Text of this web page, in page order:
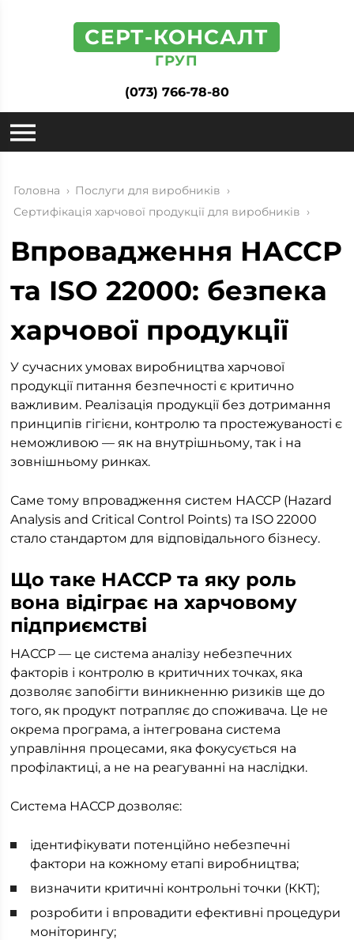
СЕРТ-КОНСАЛТ
ГРУП
(073) 766-78-80
Головна › Послуги для виробників ›
Сертифікація харчової продукції для виробників ›
Впровадження НАССР
та ISO 22000: безпека
харчової продукції
У сучасних умовах виробництва харчової
продукції питання безпечності є критично
важливим. Реалізація продукції без дотримання
принципів гігієни, контролю та простежуваності є
неможливою — як на внутрішньому, так і на
зовнішньому ринках.
Саме тому впровадження систем НАССР (Hazard
Analysis and Critical Control Points) та ISO 22000
стало стандартом для відповідального бізнесу.
Що таке НАССР та яку роль
вона відіграє на харчовому
підприємстві
НАССР — це система аналізу небезпечних
факторів і контролю в критичних точках, яка
дозволяє запобігти виникненню ризиків ще до
того, як продукт потрапляє до споживача. Це не
окрема програма, а інтегрована система
управління процесами, яка фокусується на
профілактиці, а не на реагуванні на наслідки.
Система НАССР дозволяє:
ідентифікувати потенційно небезпечні
фактори на кожному етапі виробництва;
визначити критичні контрольні точки (ККТ);
розробити і впровадити ефективні процедури
моніторингу;